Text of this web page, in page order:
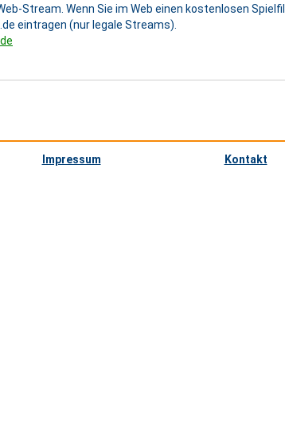
Stream. Wenn Sie im Web einen kostenlosen
eintragen (nur legale Streams).
Impressum Kontakt